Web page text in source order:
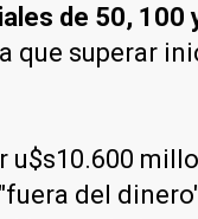
de 50,
superar
del